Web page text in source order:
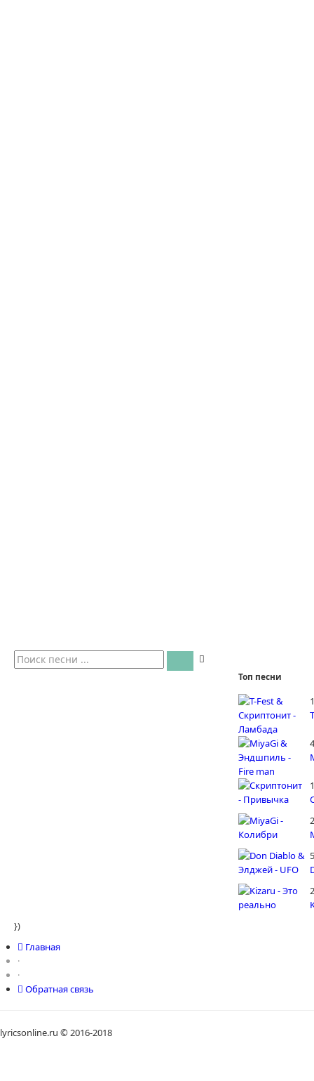
Топ песни
})
Главная
·
·
Обратная связь
lyricsonline.ru © 2016-2018